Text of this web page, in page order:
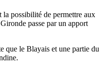
possibilité de permettre aux
passe par un apport
que le Blayais et une partie du